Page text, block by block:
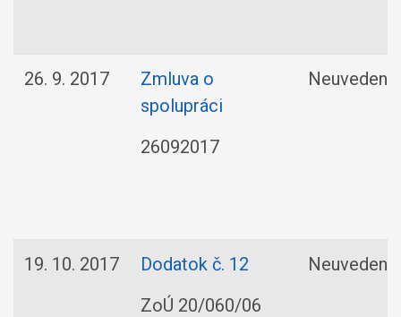
26. 9. 2017
Zmluva o
spolupráci
26092017
Neuvedené
19. 10. 2017
Dodatok č. 12
ZoÚ 20/060/06
Neuvedené